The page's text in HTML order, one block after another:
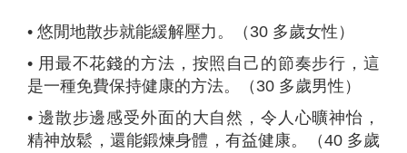
• 悠閒地散步就能緩解壓力。（30 多歲女性）
• 用最不花錢的方法，按照自己的節奏步行，這
是一種免費保持健康的方法。（30 多歲男性）
• 邊散步邊感受外面的大自然，令人心曠神怡，
精神放鬆，還能鍛煉身體，有益健康。（40 多歲